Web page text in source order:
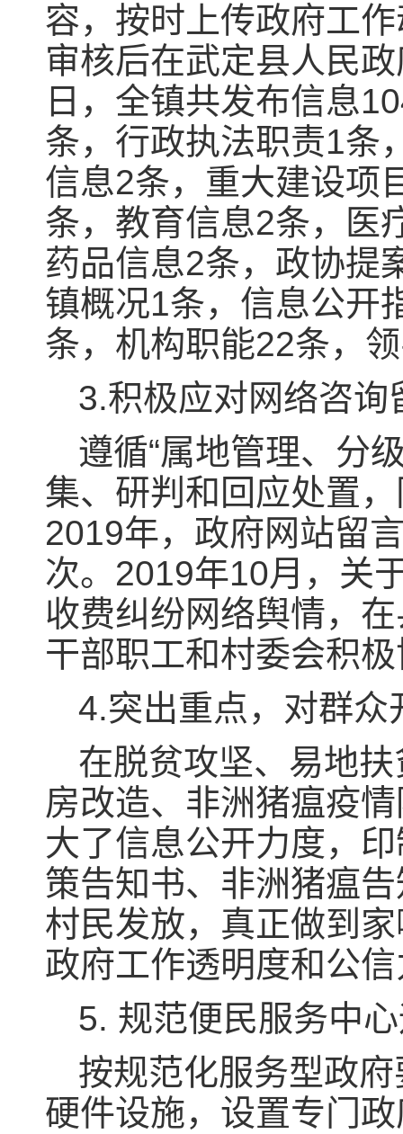
容，按时上传政府工
审核后在武定县人民
日，全镇共发布信息
条，行政执法职责1条
信息2条，重大建设项
条，教育信息2条，医
药品信息2条，政协提
镇概况1条，信息公开
条，机构职能22条，
3.积极应对网络咨询
遵循“属地管理、分
集、研判和回应处置
2019年，政府网站留
次。2019年10月，关
收费纠纷网络舆情，
干部职工和村委会积
4.突出重点，对群众
在脱贫攻坚、易地
房改造、非洲猪瘟疫
大了信息公开力度，
策告知书、非洲猪瘟
村民发放，真正做到
政府工作透明度和公
5. 规范便民服务中
按规范化服务型政
硬件设施，设置专门